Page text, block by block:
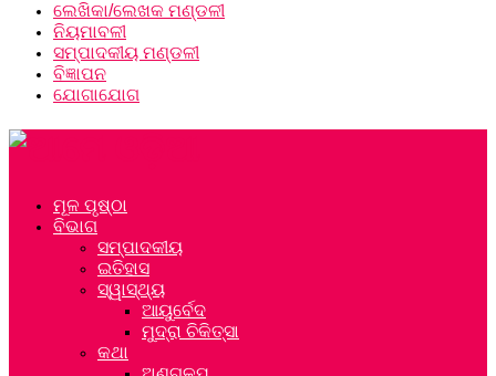
ଲେଖିକା/ଲେଖକ ମଣ୍ଡଳୀ
ନିୟମାବଳୀ
ସମ୍ପାଦକୀୟ ମଣ୍ଡଳୀ
ବିଜ୍ଞାପନ
ଯୋଗାଯୋଗ
ମୂଳ ପୃଷ୍ଠା
ବିଭାଗ
ସମ୍ପାଦକୀୟ
ଇତିହାସ
ସ୍ୱାସ୍ଥ୍ୟ
ଆୟୁର୍ବେଦ
ମୁଦ୍ରା ଚିକିତ୍ସା
କଥା